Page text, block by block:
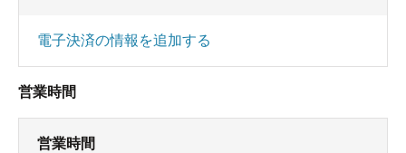
電子決済の情報を追加する
営業時間
営業時間